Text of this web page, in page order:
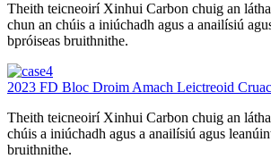
Theith teicneoirí Xinhui Carbon chuig an
chun an chúis a iniúchadh agus a anailísiú
bpróiseas bruithnithe.
2023 FD Bloc Droim Amach Leictreoid
Theith teicneoirí Xinhui Carbon chuig an
chúis a iniúchadh agus a anailísiú agus
bruithnithe.